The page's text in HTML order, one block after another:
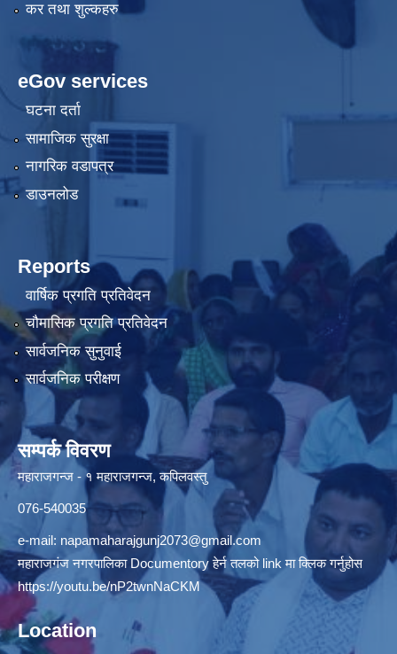
कर तथा शुल्कहरु
eGov services
घटना दर्ता
सामाजिक सुरक्षा
नागरिक वडापत्र
डाउनलोड
Reports
वार्षिक प्रगति प्रतिवेदन
चौमासिक प्रगति प्रतिवेदन
सार्वजनिक सुनुवाई
सार्वजनिक परीक्षण
सम्पर्क विवरण
महाराजगन्ज - १ महाराजगन्ज, कपिलवस्तु
076-540035
e-mail: napamaharajgunj2073@gmail.com
महाराजगंज नगरपालिका Documentory हेर्न तलको link मा क्लिक गर्नुहोस
https://youtu.be/nP2twnNaCKM
Location